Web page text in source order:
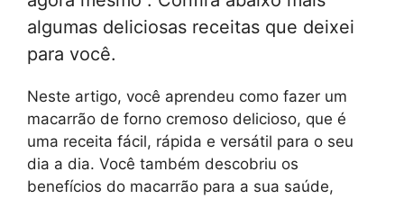
algumas deliciosas receitas que deixei
para você.
Neste artigo, você aprendeu como fazer um
macarrão de forno cremoso delicioso, que é
uma receita fácil, rápida e versátil para o seu
dia a dia. Você também descobriu os
benefícios do macarrão para a sua saúde,